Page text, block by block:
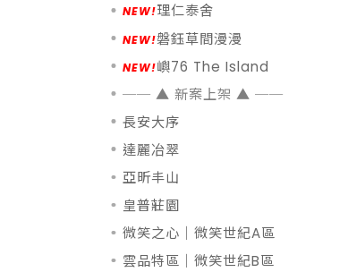
理仁泰舍
磐鈺草間漫漫
嶼76 The Island
長安大序
達麗冶翠
亞昕丰山
皇普莊園
微笑之心｜微笑世紀A區
雲品特區｜微笑世紀B區